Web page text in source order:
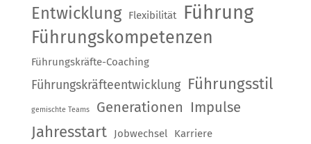
Entwicklung Flexibilität Führung
Führungskompetenzen
Führungskräfte-Coaching
Führungskräfteentwicklung Führungsstil
gemischte Teams Generationen Impulse
Jahresstart Jobwechsel
Karriere